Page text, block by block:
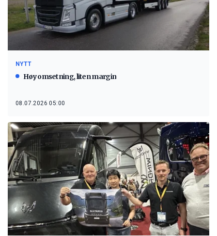
NYTT
Høy omsetning, liten margin
08.07.2026 05:00